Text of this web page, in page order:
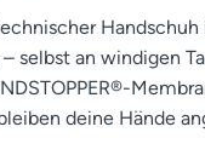
selbst an windigen
deine Hände